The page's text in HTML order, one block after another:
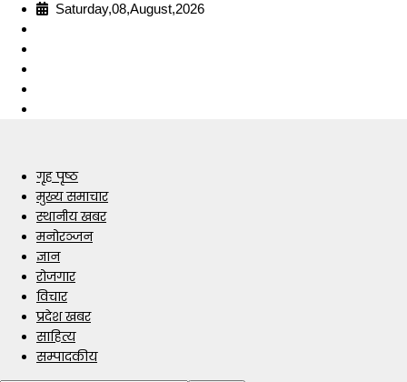
Saturday,08,August,2026
गृह पृष्ठ
मुख्य समाचार
स्थानीय खबर
मनोरञ्जन
ज्ञान
रोजगार
विचार
प्रदेश खबर
साहित्य
सम्पादकीय